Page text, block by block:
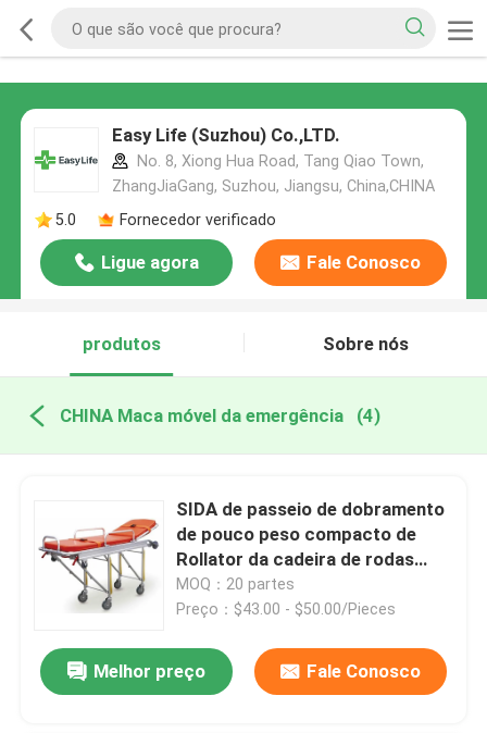
Easy Life (Suzhou) Co.,LTD.
No. 8, Xiong Hua Road, Tang Qiao Town,
ZhangJiaGang, Suzhou, Jiangsu, China,CHINA
5.0
Fornecedor verificado
Ligue agora Fale Conosco
produtos Sobre nós
CHINA Maca móvel da emergência (4)
SIDA de passeio de dobramento
de pouco peso compacto de
Rollator da cadeira de rodas
elétrica de 12.5kg 58CM
MOQ：20 partes
Preço：$43.00 - $50.00/Pieces
Melhor preço Fale Conosco